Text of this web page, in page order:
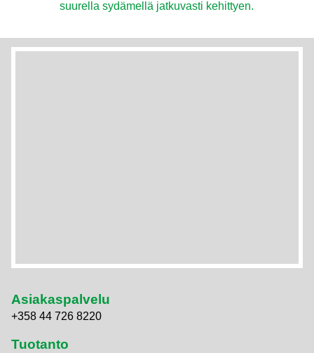
suurella sydämellä jatkuvasti kehittyen.
Asiakaspalvelu
+358 44 726 8220
Tuotanto